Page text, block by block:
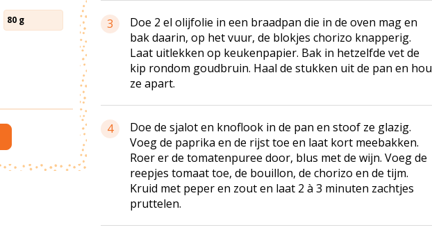
3
Doe 2 el olijfolie in een braadpan die in de oven mag en
bak daarin, op het vuur, de blokjes chorizo knapperig.
Laat uitlekken op keukenpapier. Bak in hetzelfde vet de
kip rondom goudbruin. Haal de stukken uit de pan en hou
ze apart.
4
Doe de sjalot en knoflook in de pan en stoof ze glazig.
Voeg de paprika en de rijst toe en laat kort meebakken.
Roer er de tomatenpuree door, blus met de wijn. Voeg de
reepjes tomaat toe, de bouillon, de chorizo en de tijm.
Kruid met peper en zout en laat 2 à 3 minuten zachtjes
pruttelen.
80 g